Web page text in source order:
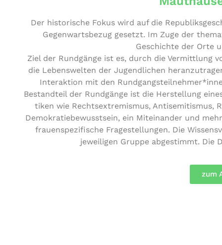
Der his­to­ri­sche Fokus wird auf die
Gegen­warts­be­zug gesetzt. Im Zuge der
Geschich­te der Orte
Ziel der Rundgänge ist es, durch die Ver­mitt­lung
die Lebens­wel­ten der Jugend­li­chen
Inter­ak­ti­on mit den
Bestand­teil der Rundgänge ist die Her­stel­lung
ti­ken wie Rechts­extre­mis­mus, Anti­se­mi­tis­mus,
Demo­kra­tie­be­wusst­sein, ein Mit­ein­an­der und
frau­en­spe­zi­fi­sche Fra­ge­stel­lun­gen. Die
jewei­li­gen Gruppe abge­stimmt. Die
zum